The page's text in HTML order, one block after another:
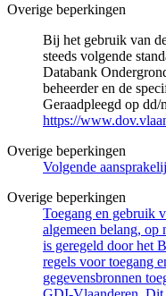
Overige beperkingen
Bij het gebruik van
steeds volgende
Databank
beheerder en de
Geraadpleegd op
https://
Overige beperkingen
Volgende
Overige beperkingen
Toegang en gebruik
algemeen belang, op
is geregeld door het
regels voor toegang
gegevensbronnen